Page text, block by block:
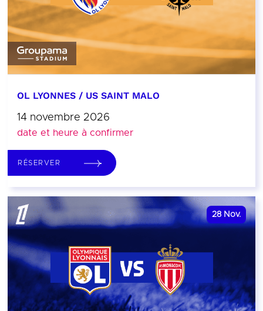
OL LYONNES / US SAINT MALO
14 novembre 2026
date et heure à confirmer
RÉSERVER
28 Nov.